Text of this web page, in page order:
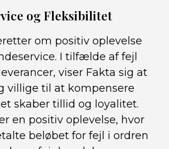
og Fleksibilitet
om positiv oplevelse
I tilfælde af fejl
viser Fakta sig at
villige til at kompensere
skaber tillid og loyalitet.
en positiv oplevelse, hvor
beløbet for fejl i ordren